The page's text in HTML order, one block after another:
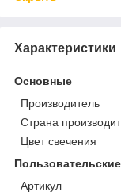
Характеристики
Основные
Производитель
Страна
Цвет свечения
Артикул